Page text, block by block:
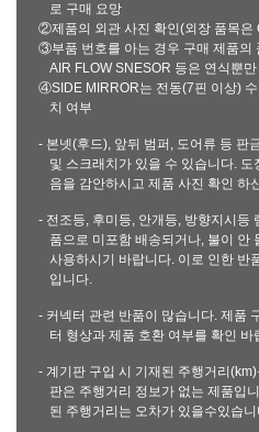
로 구매 요망
②제품의 외관 사진 확인(외장 품목은
③부품 번호를 아는 경우 구매 제품의
AIR FLOW SNESOR 등은 연식뿐
④SIDE MIRROR는 전동(7핀 이상)
치 여부
- 본넷(후드), 앞뒤 범퍼, 도어류 등 판
및 스크래치가 있을 수 있습니다.
음을 감안하시고 제품 사진 확인 하
- 전조등, 후미등, 안개등, 방향지시등
품으로 미포함 배송되거나, 불이 안
사용하시기 바랍니다. 이로 인한 반
입니다.
- 커넥터 관련 반품이 많습니다. 제품
터 형상과 제품 호환 여부를 확인 바
- 계기판 구입 시 기재된 주행거리
판은 주행거리 정보가 없는 제품입
된 주행거리는 오차가 있을수있습